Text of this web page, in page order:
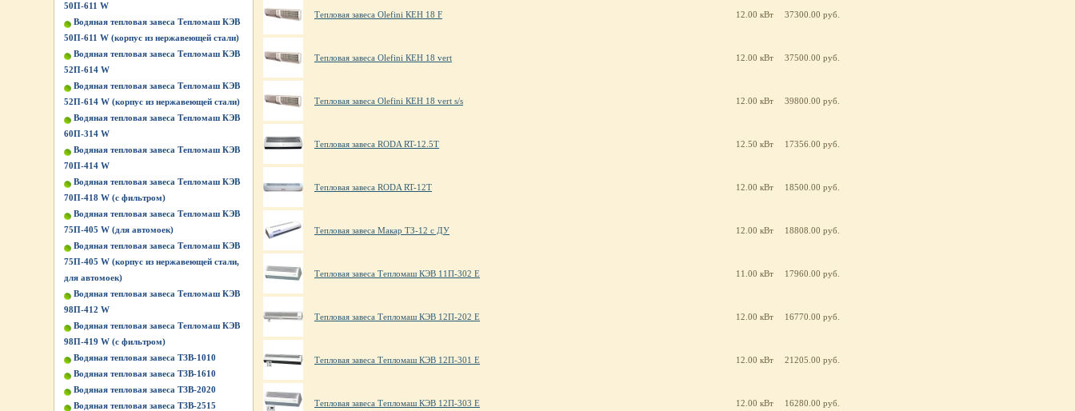
50П-611 W
Водяная тепловая завеса Тепломаш КЭВ
50П-611 W (корпус из нержавеющей стали)
Водяная тепловая завеса Тепломаш КЭВ
52П-614 W
Водяная тепловая завеса Тепломаш КЭВ
52П-614 W (корпус из нержавеющей стали)
Водяная тепловая завеса Тепломаш КЭВ
60П-314 W
Водяная тепловая завеса Тепломаш КЭВ
70П-414 W
Водяная тепловая завеса Тепломаш КЭВ
70П-418 W (с фильтром)
Водяная тепловая завеса Тепломаш КЭВ
75П-405 W (для автомоек)
Водяная тепловая завеса Тепломаш КЭВ
75П-405 W (корпус из нержавеющей стали,
для автомоек)
Водяная тепловая завеса Тепломаш КЭВ
98П-412 W
Водяная тепловая завеса Тепломаш КЭВ
98П-419 W (с фильтром)
Водяная тепловая завеса ТЗВ-1010
Водяная тепловая завеса ТЗВ-1610
Водяная тепловая завеса ТЗВ-2020
Водяная тепловая завеса ТЗВ-2515
Тепловая завеса Olefini КЕН 18 F 12.00 кВт 37300.00 руб.
Тепловая завеса Olefini КЕН 18 vert 12.00 кВт 37500.00 руб.
Тепловая завеса Olefini КЕН 18 vert s/s 12.00 кВт 39800.00 руб.
Тепловая завеса RODA RT-12.5T 12.50 кВт 17356.00 руб.
Тепловая завеса RODA RT-12T 12.00 кВт 18500.00 руб.
Тепловая завеса Макар ТЗ-12 с ДУ 12.00 кВт 18808.00 руб.
Тепловая завеса Тепломаш КЭВ 11П-302 Е 11.00 кВт 17960.00 руб.
Тепловая завеса Тепломаш КЭВ 12П-202 Е 12.00 кВт 16770.00 руб.
Тепловая завеса Тепломаш КЭВ 12П-301 Е 12.00 кВт 21205.00 руб.
Тепловая завеса Тепломаш КЭВ 12П-303 Е 12.00 кВт 16280.00 руб.